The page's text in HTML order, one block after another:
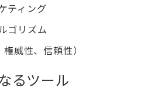
ティング
ゴリズム
威性、信頼性）
るツール